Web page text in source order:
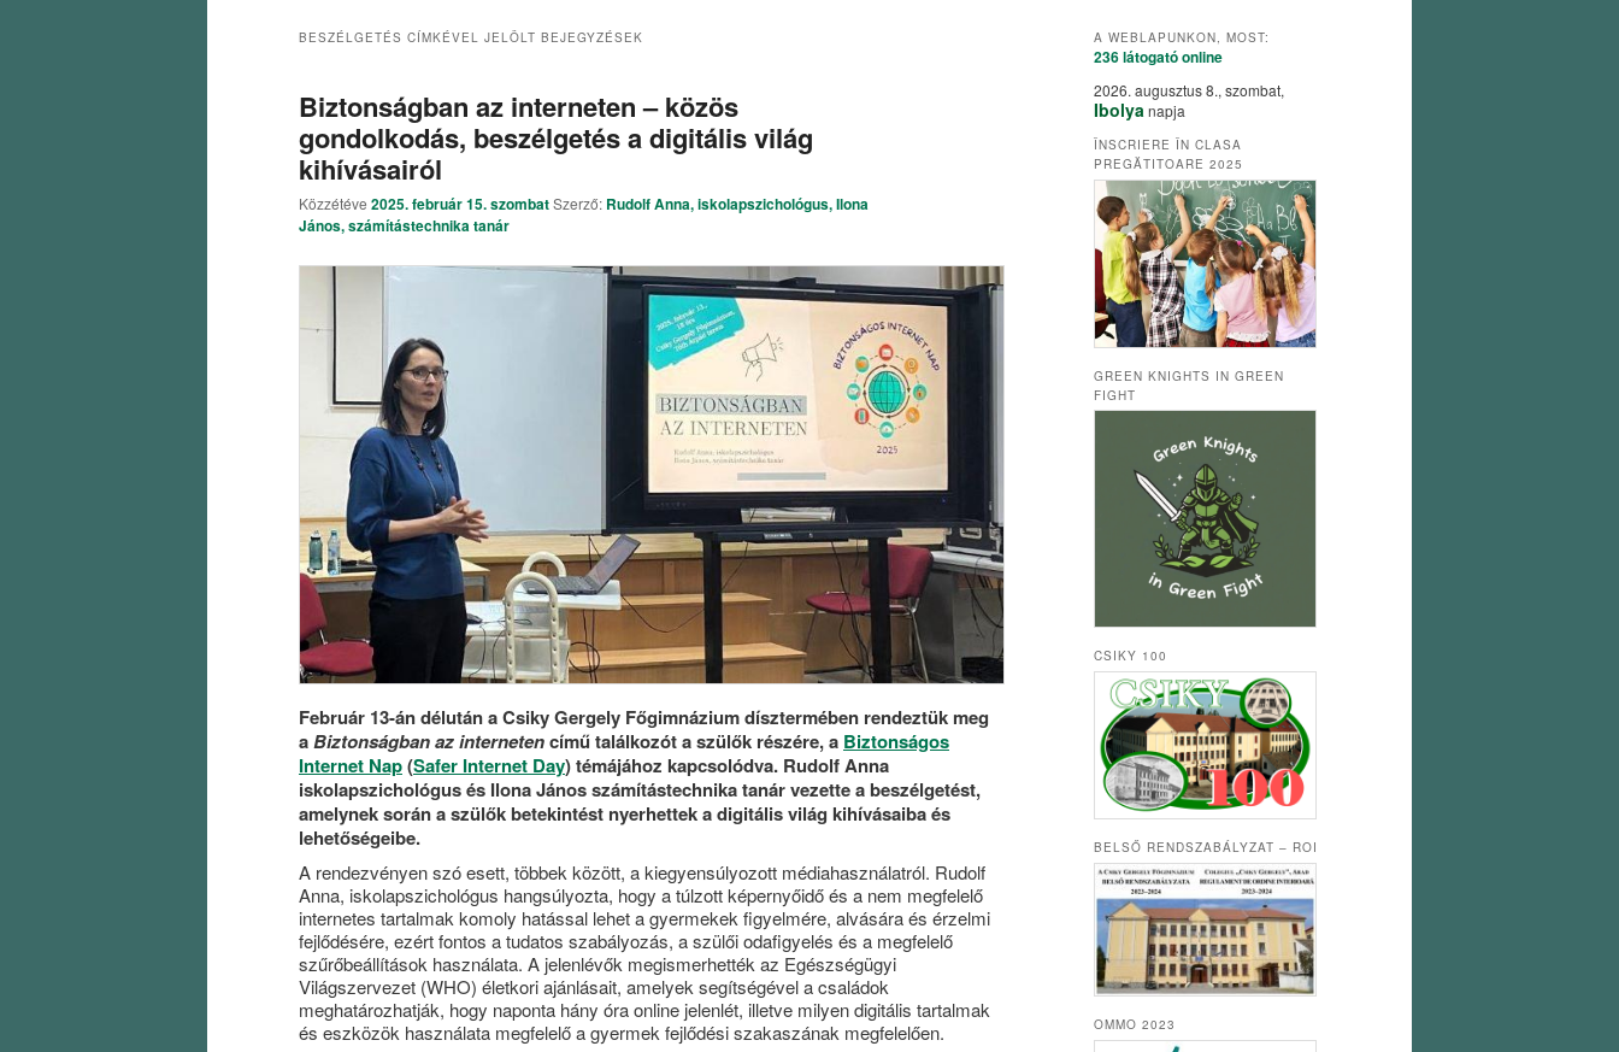
BESZÉLGETÉS CÍMKÉVEL JELÖLT BEJEGYZÉSEK
Biztonságban az interneten – közös
gondolkodás, beszélgetés a digitális világ
kihívásairól
Közzétéve 2025. február 15. szombatSzerző: Rudolf Anna, iskolapszichológus, Ilona
János, számítástechnika tanár
Február 13-án délután a Csiky Gergely Főgimnázium dísztermében rendeztük meg
aBiztonságban az internetencímű találkozót a szülők részére, a Biztonságos
Internet Nap(Safer Internet Day) témájához kapcsolódva. Rudolf Anna
iskolapszichológus és Ilona János számítástechnika tanár vezette a beszélgetést,
amelynek során a szülők betekintést nyerhettek a digitális világ kihívásaiba és
lehetőségeibe.
A rendezvényen szó esett, többek között, a kiegyensúlyozott médiahasználatról. Rudolf
Anna, iskolapszichológus hangsúlyozta, hogy a túlzott képernyőidő és a nem megfelelő
internetes tartalmak komoly hatással lehet a gyermekek figyelmére, alvására és érzelmi
fejlődésére, ezért fontos a tudatos szabályozás, a szülői odafigyelés és a megfelelő
szűrőbeállítások használata. A jelenlévők megismerhették az Egészségügyi
Világszervezet (WHO) életkori ajánlásait, amelyek segítségével a családok
meghatározhatják, hogy naponta hány óra online jelenlét, illetve milyen digitális tartalmak
és eszközök használata megfelelő a gyermek fejlődési szakaszának megfelelően.
A WEBLAPUNKON, MOST:
236 látogatóonline
2026. augusztus 8., szombat,
Ibolyanapja
ÎNSCRIERE ÎN CLASA
PREGĂTITOARE 2025
GREEN KNIGHTS IN GREEN
FIGHT
CSIKY 100
BELSŐ RENDSZABÁLYZAT – ROI
OMMO 2023